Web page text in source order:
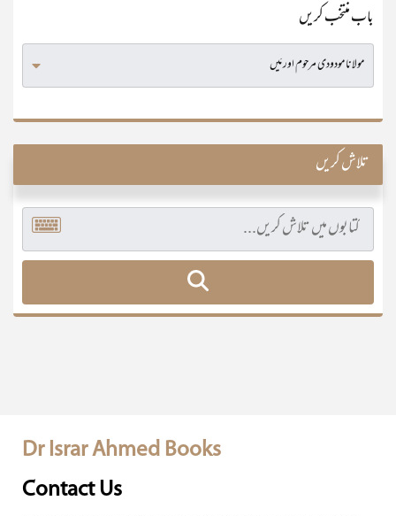
باب منتخب کریں
تلاش کریں
Dr Israr Ahmed Books
Contact Us